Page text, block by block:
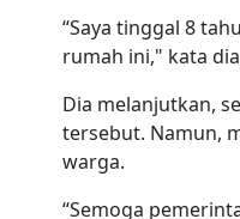
“Saya tinggal 8
rumah ini," kata
Dia melanjutkan,
tersebut. Namun,
warga.
“Semoga